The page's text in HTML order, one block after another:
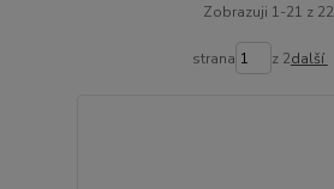
Zobrazuji 1-21 z 22
strana z 2další